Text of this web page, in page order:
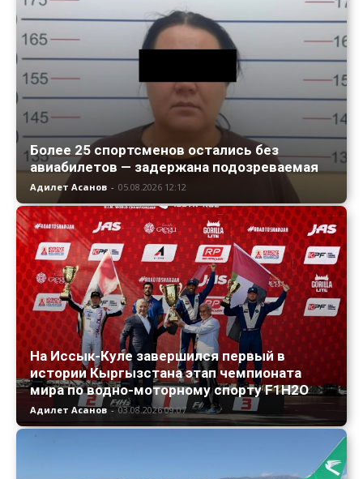
Более 25 спортсменов остались без
авиабилетов — задержана подозреваемая
Адилет Асанов - 05.08.2026 12:12
На Иссык-Куле завершился первый в
истории Кыргызстана этап чемпионата
мира по водно-моторному спорту F1H2O
Адилет Асанов - 03.08.2026 09:07